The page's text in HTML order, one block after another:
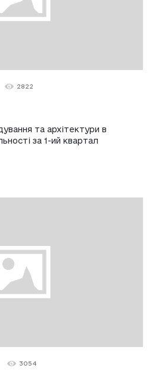
2822
та архітектури в
за 1-ий квартал
3054